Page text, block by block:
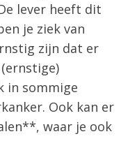
lever heeft dit
je ziek van
zijn dat er
in sommige
Ook kan er
waar je ook